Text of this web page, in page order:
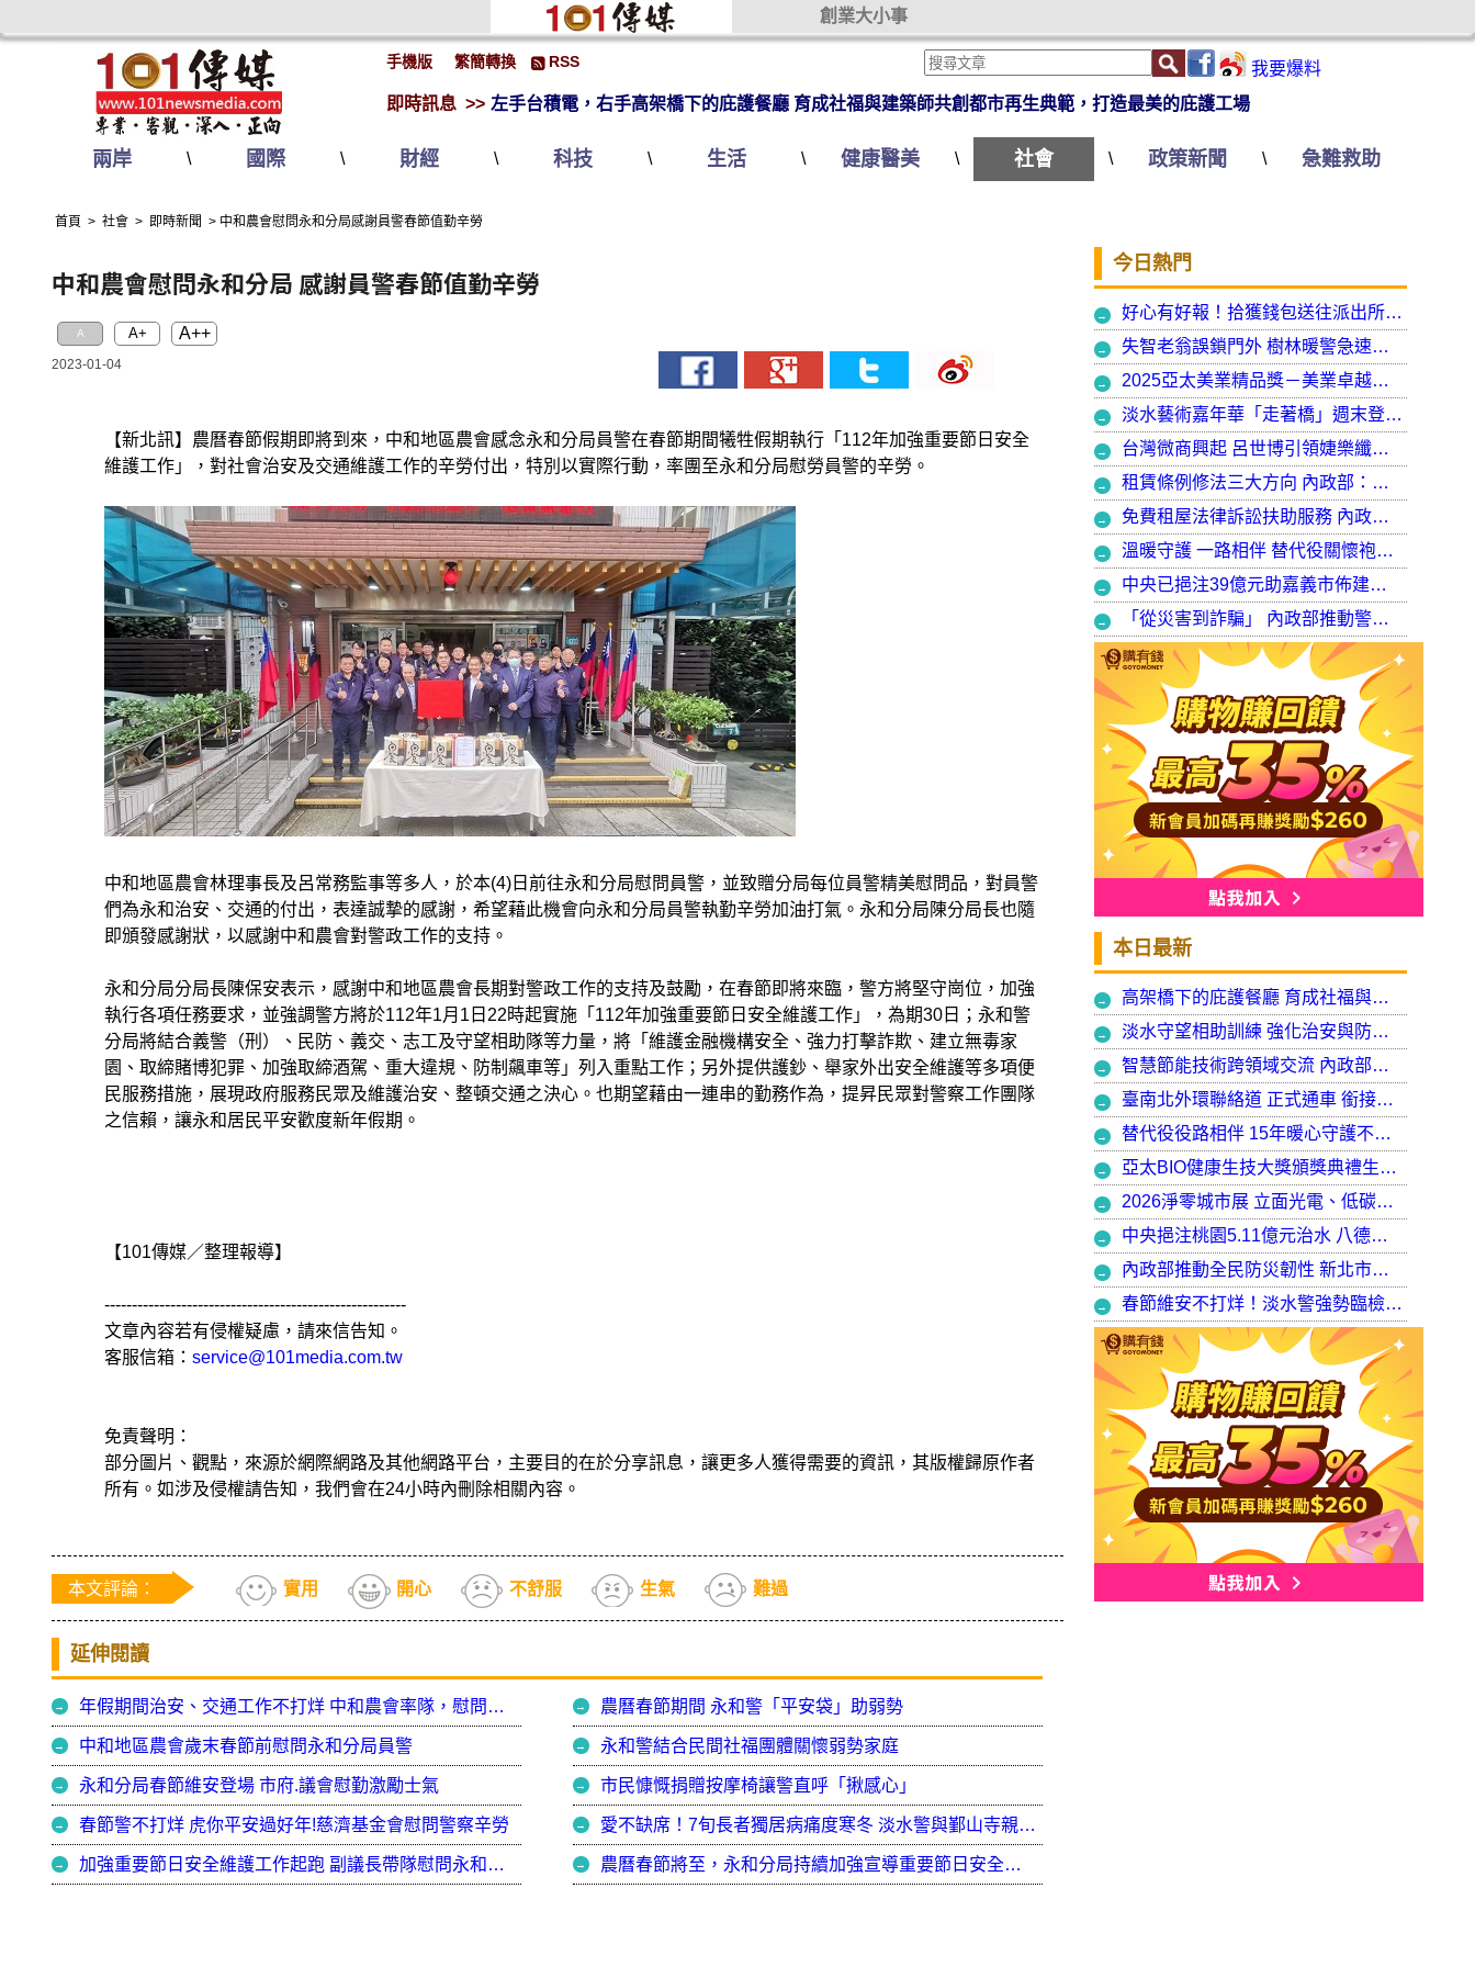
創業大小事
手機版 繁簡轉換 RSS
我要爆料
即時訊息 >> 左手台積電，右手高架橋下的庇護餐廳 育成社福與建築師共創都市再生典範，打造最美的庇護工場
兩岸 \ 國際 \ 財經 \ 科技 \ 生活 \ 健康醫美 \ 社會 \ 政策新聞 \ 急難救助
首頁 > 社會 > 即時新聞 > 中和農會慰問永和分局感謝員警春節值勤辛勞
中和農會慰問永和分局 感謝員警春節值勤辛勞
A A+ A++
2023-01-04
【新北訊】農曆春節假期即將到來，中和地區農會感念永和分局員警在春節期間犧牲假期執行「112年加強重要節日安全
維護工作」，對社會治安及交通維護工作的辛勞付出，特別以實際行動，率團至永和分局慰勞員警的辛勞。
中和地區農會林理事長及呂常務監事等多人，於本(4)日前往永和分局慰問員警，並致贈分局每位員警精美慰問品，對員警
們為永和治安、交通的付出，表達誠摯的感謝，希望藉此機會向永和分局員警執勤辛勞加油打氣。永和分局陳分局長也隨
即頒發感謝狀，以感謝中和農會對警政工作的支持。
永和分局分局長陳保安表示，感謝中和地區農會長期對警政工作的支持及鼓勵，在春節即將來臨，警方將堅守崗位，加強
執行各項任務要求，並強調警方將於112年1月1日22時起實施「112年加強重要節日安全維護工作」，為期30日；永和警
分局將結合義警（刑）、民防、義交、志工及守望相助隊等力量，將「維護金融機構安全、強力打擊詐欺、建立無毒家
園、取締賭博犯罪、加強取締酒駕、重大違規、防制飆車等」列入重點工作；另外提供護鈔、舉家外出安全維護等多項便
民服務措施，展現政府服務民眾及維護治安、整頓交通之決心。也期望藉由一連串的勤務作為，提昇民眾對警察工作團隊
之信賴，讓永和居民平安歡度新年假期。
【101傳媒／整理報導】
-------------------------------------------------------
文章內容若有侵權疑慮，請來信告知。
客服信箱： service@101media.com.tw
免責聲明：
部分圖片、觀點，來源於網際網路及其他網路平台，主要目的在於分享訊息，讓更多人獲得需要的資訊，其版權歸原作者
所有。如涉及侵權請告知，我們會在24小時內刪除相關內容。
本文評論： 實用 開心 不舒服 生氣 難過
延伸閱讀
年假期間治安、交通工作不打烊 中和農會率隊，慰問永和分局員警春節值勤辛勞 農曆春節期間 永和警「平安袋」助弱勢
中和地區農會歲末春節前慰問永和分局員警 永和警結合民間社福團體關懷弱勢家庭
永和分局春節維安登場 市府.議會慰勤激勵士氣 市民慷慨捐贈按摩椅讓警直呼「揪感心」
春節警不打烊 虎你平安過好年!慈濟基金會慰問警察辛勞 愛不缺席！7旬長者獨居病痛度寒冬 淡水警與鄞山寺親送物資紅包
加強重要節日安全維護工作起跑 副議長帶隊慰問永和分局 農曆春節將至，永和分局持續加強宣導重要節日安全維護工作
今日熱門
好心有好報！拾獲錢包送往派出所竟發現自己遺失的手機
失智老翁誤鎖門外 樹林暖警急速營救阻飢寒
2025亞太美業精品獎－美業卓越大賞 揭曉年度最受矚目美業榮耀品牌
淡水藝術嘉年華「走著橋」週末登場 淡水警啟動交通管制
台灣微商興起 呂世博引領婕樂纖走入國際
租賃條例修法三大方向 內政部：保障租賃雙方權益 租客安心住、房東放心租
免費租屋法律訴訟扶助服務 內政部：9月30日起正式開辦受理
溫暖守護 一路相伴 替代役關懷袍澤弟兄 以行動展現同袍大愛
中央已挹注39億元助嘉義市佈建污水系統 內政部：東區用戶接管將新增3萬戶 期許未來推動再生水永續利用
「從災害到詐騙」 內政部推動警大轉型強化災防與偵查能力
本日最新
高架橋下的庇護餐廳 育成社福與建築師共創都市再生典範，打造最美的庇護工場
淡水守望相助訓練 強化治安與防衛韌性
智慧節能技術跨領域交流 內政部攜手產官學加速建築淨零轉型
臺南北外環聯絡道 正式通車 銜接樹谷園區 完善南科聯外路網
替代役役路相伴 15年暖心守護不停歇，攜手走出溫暖與希望
亞太BIO健康生技大獎頒獎典禮生技健康產業榮耀盛會
2026淨零城市展 立面光電、低碳社宅齊登場 內政部攜手產業走入生活場域 共築2050淨零願景
中央挹注桃園5.11億元治水 八德區大仁滯洪池今啟用 守護龜山產業園區6千億產值 保障3.5萬居民安全
內政部推動全民防災韌性 新北市防災士培訓突破 2 萬人
春節維安不打烊！淡水警強勢臨檢掃蕩 封閉式路檢斷絕治安隱憂